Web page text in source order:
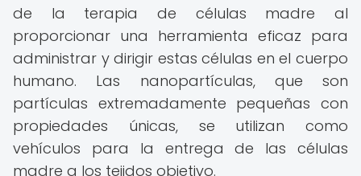
de la terapia de células madre al
proporcionar una herramienta eficaz para
administrar y dirigir estas células en el cuerpo
humano. Las nanopartículas, que son
partículas extremadamente pequeñas con
propiedades únicas, se utilizan como
vehículos para la entrega de las células
madre a los tejidos objetivo.